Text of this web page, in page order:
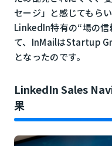
セージ」と感じてもら
LinkedIn特有の“場の信
て、InMailはStartup
となったのです。
LinkedIn Sales
果